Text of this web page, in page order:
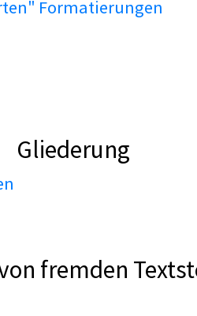
Formatierungen
Gliederung
fremden